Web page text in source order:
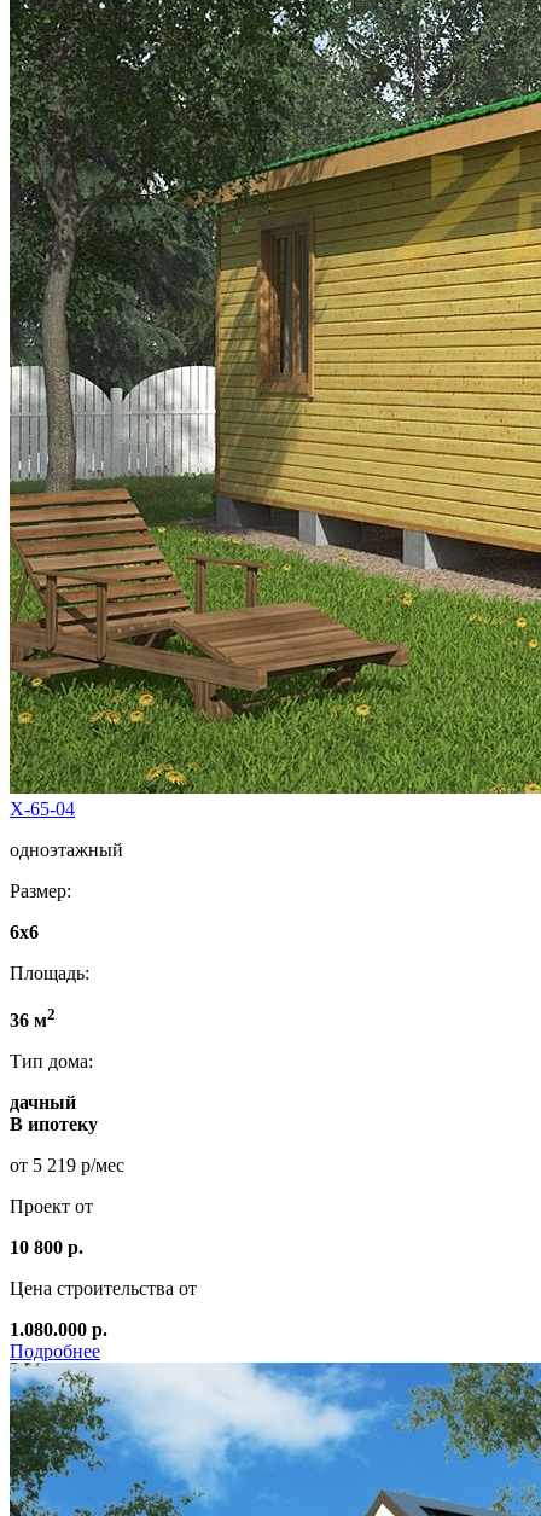
Х-65-04
одноэтажный
Размер:
6х6
Площадь:
36 м2
Тип дома:
дачный
В ипотеку
от 5 219 р/мес
Проект от
10 800 р.
Цена строительства от
1.080.000 р.
Подробнее